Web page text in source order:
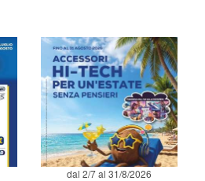
dal 2/7 al 31/8/2026